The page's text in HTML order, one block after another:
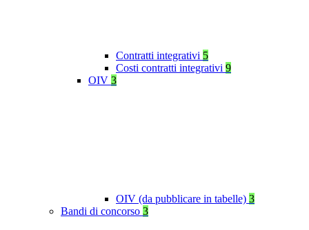
Contratti integrativi 5
Costi contratti integrativi 9
OIV 3
OIV (da pubblicare in tabelle) 3
Bandi di concorso 3